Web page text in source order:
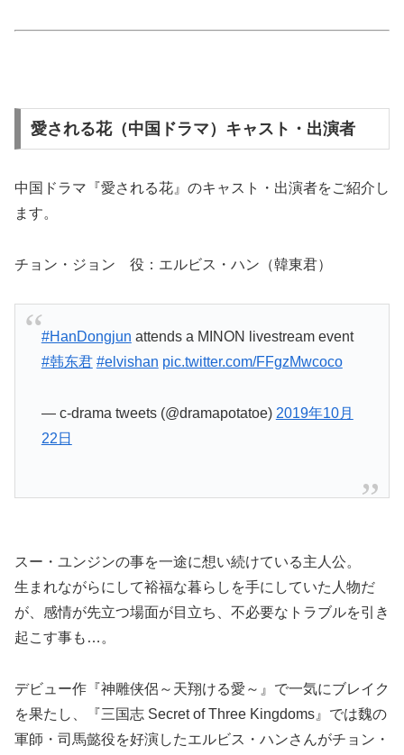
愛される花（中国ドラマ）キャスト・出演者
中国ドラマ『愛される花』のキャスト・出演者をご紹介し
ます。
チョン・ジョン 役：エルビス・ハン（韓東君）
#HanDongjun attends a MINON livestream event
#韩东君 #elvishan pic.twitter.com/FFgzMwcoco
— c-drama tweets (@dramapotatoe) 2019年10月
22日
スー・ユンジンの事を一途に想い続けている主人公。
生まれながらにして裕福な暮らしを手にしていた人物だ
が、感情が先立つ場面が目立ち、不必要なトラブルを引き
起こす事も…。
デビュー作『神雕侠侶～天翔ける愛～』で一気にブレイク
を果たし、『三国志 Secret of Three Kingdoms』では魏の
軍師・司馬懿役を好演したエルビス・ハンさんがチョン・